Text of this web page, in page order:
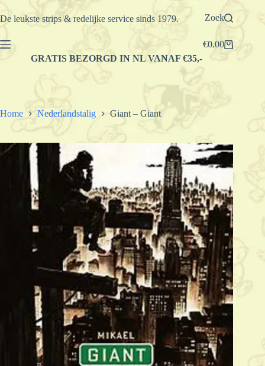
Ga
naar
De leukste strips & redelijke service sinds 1979. Zoek
Winkelwagen
€0.00
GRATIS BEZORGD IN NL VANAF €35,-
Home Nederlandstalig Giant – Giant